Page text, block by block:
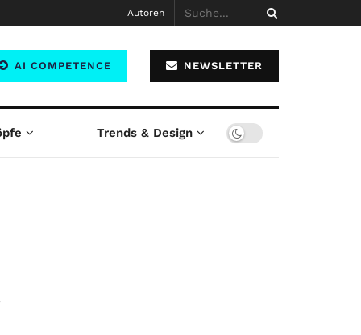
Autoren
AI COMPETENCE NEWSLETTER
Trends & Design